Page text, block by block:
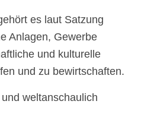
es laut Satzung
Anlagen, Gewerbe
und kulturelle
und zu bewirtschaften.
weltanschaulich